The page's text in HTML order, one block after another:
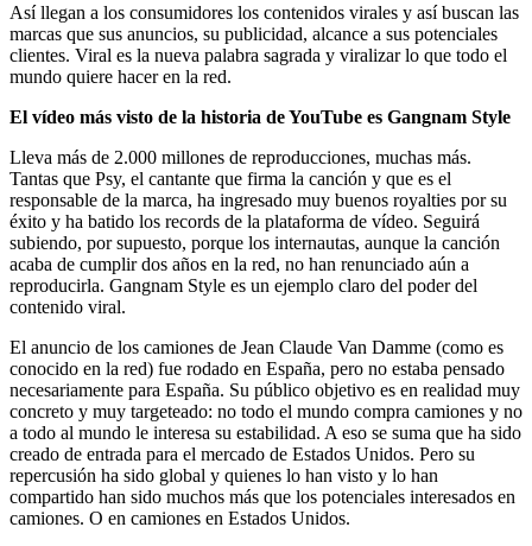
Así llegan a los consumidores los contenidos virales y así buscan las
marcas que sus anuncios, su publicidad, alcance a sus potenciales
clientes. Viral es la nueva palabra sagrada y viralizar lo que todo el
mundo quiere hacer en la red.
El vídeo más visto de la historia de YouTube es Gangnam Style
Lleva más de 2.000 millones de reproducciones, muchas más.
Tantas que Psy, el cantante que firma la canción y que es el
responsable de la marca, ha ingresado muy buenos royalties por su
éxito y ha batido los records de la plataforma de vídeo. Seguirá
subiendo, por supuesto, porque los internautas, aunque la canción
acaba de cumplir dos años en la red, no han renunciado aún a
reproducirla. Gangnam Style es un ejemplo claro del poder del
contenido viral.
El anuncio de los camiones de Jean Claude Van Damme (como es
conocido en la red) fue rodado en España, pero no estaba pensado
necesariamente para España. Su público objetivo es en realidad muy
concreto y muy targeteado: no todo el mundo compra camiones y no
a todo al mundo le interesa su estabilidad. A eso se suma que ha sido
creado de entrada para el mercado de Estados Unidos. Pero su
repercusión ha sido global y quienes lo han visto y lo han
compartido han sido muchos más que los potenciales interesados en
camiones. O en camiones en Estados Unidos.